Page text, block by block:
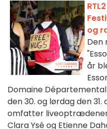
og
Den
år
Domaine
den 30. og lørdag den
omfatter liveoptrædener
Clara Ysé og Etienne